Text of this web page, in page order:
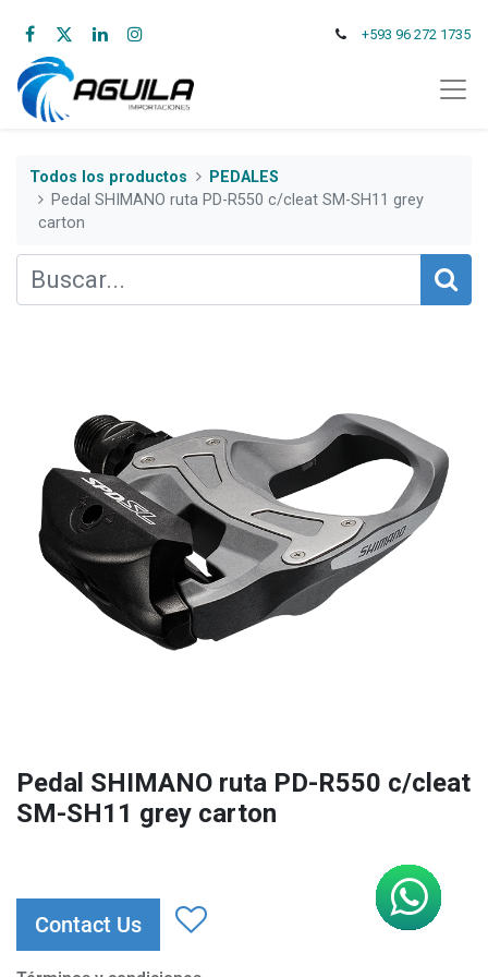
+593 96 272 1735
Todos los productos
PEDALES
Pedal SHIMANO ruta PD-R550 c/cleat SM-SH11 grey
carton
Pedal SHIMANO ruta PD-R550 c/cleat
SM-SH11 grey carton
Contact Us